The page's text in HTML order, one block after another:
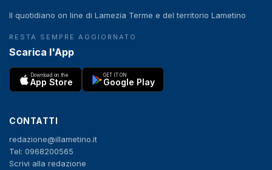
Il quotidiano on line di Lamezia Terme e del territorio Lametino
RESTA SEMPRE AGGIORNATO
Scarica l'App
Download on the
App Store
GET IT ON
Google Play
CONTATTI
redazione@illametino.it
Tel: 0968200565
Scrivi alla redazione